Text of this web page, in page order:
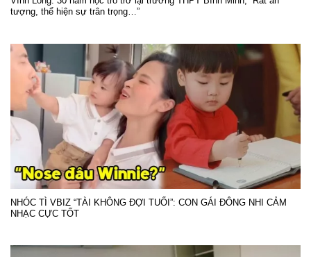
tượng, thể hiện sự trân trọng…”
NHÓC TÌ VBIZ “TÀI KHÔNG ĐỢI TUỔI”: CON GÁI ĐÔNG NHI CẢM
NHẠC CỰC TỐT